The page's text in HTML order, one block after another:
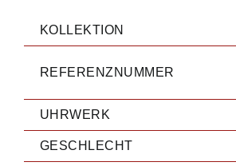
KOLLEKTION
REFERENZNUMMER
UHRWERK
GESCHLECHT